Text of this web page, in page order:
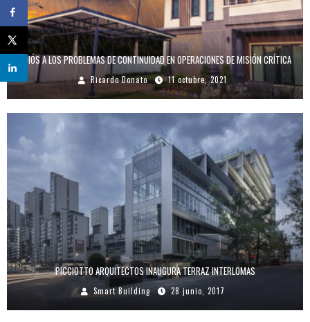
ADIÓS A LOS PROBLEMAS DE CONTINUIDAD EN OPERACIONES DE MISIÓN CRÍTICA
Ricardo Donato 11 octubre, 2021
PICCIOTTO ARQUITECTOS INAUGURA TERRAZ INTERLOMAS
Smart Building 28 junio, 2017